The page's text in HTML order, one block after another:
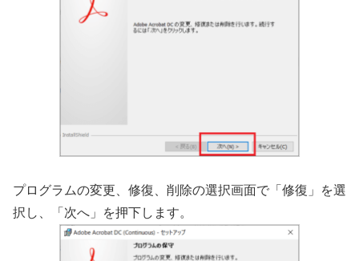
プログラムの変更、修復、削除の選択画面で「修復」を選
択し、「次へ」を押下します。